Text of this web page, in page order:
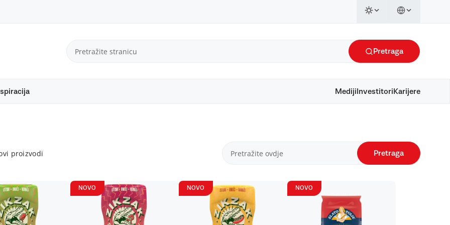
Pretraga
Mediji Investitori Karijere
proizvodi Pretraga
NOVO NOVO NOVO